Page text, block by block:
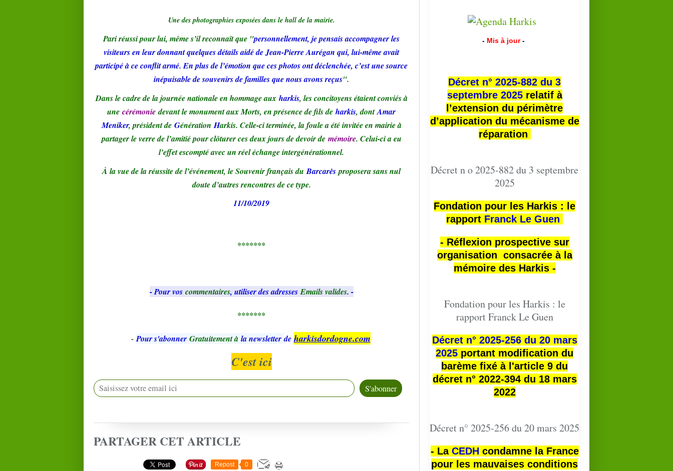
Une des photographies exposées dans le hall de la mairie.
Pari réussi pour lui, même s’il reconnaît que "personnellement, je pensais accompagner les
visiteurs en leur donnant quelques détails aidé de Jean-Pierre Aurégan qui, lui-même avait
participé à ce conflit armé. En plus de l’émotion que ces photos ont déclenchée, c’est une source
inépuisable de souvenirs de familles que nous avons reçus".
Dans le cadre de la journée nationale en hommage aux harkis, les concitoyens étaient conviés à
une cérémonie devant le monument aux Morts, en présence de fils de harkis, dont Amar
Meniker, président de Génération Harkis. Celle-ci terminée, la foule a été invitée en mairie à
partager le verre de l’amitié pour clôturer ces deux jours de devoir de mémoire. Celui-ci a eu
l’effet escompté avec un réel échange intergénérationnel.
À la vue de la réussite de l’événement, le Souvenir français du Barcarès proposera sans nul
doute d’autres rencontres de ce type.
11/10/2019
*******
- Pour vos commentaires, utiliser des adressesEmails valides. -
*******
- Pour s'abonner Gratuitement à la newsletter de harkisdordogne.com
C'est ici
PARTAGER CET ARTICLE
Repost 0
- Mis à jour -
Décret n° 2025-882 du 3
septembre 2025relatif à
l’extension du périmètre
d’application du mécanisme de
réparation
Décret n o 2025-882 du 3 septembre
2025
Fondation pour les Harkis : le
rapport Franck Le Guen
- Réflexion prospective sur
organisation consacrée à la
mémoire des Harkis -
Fondation pour les Harkis : le
rapport Franck Le Guen
Décret n° 2025-256 du 20 mars
2025 portant modification du
barème fixé à l'article 9 du
décret n° 2022-394 du 18 mars
2022
Décret n° 2025-256 du 20 mars 2025
- La CEDHcondamne la France
pour les mauvaises conditions